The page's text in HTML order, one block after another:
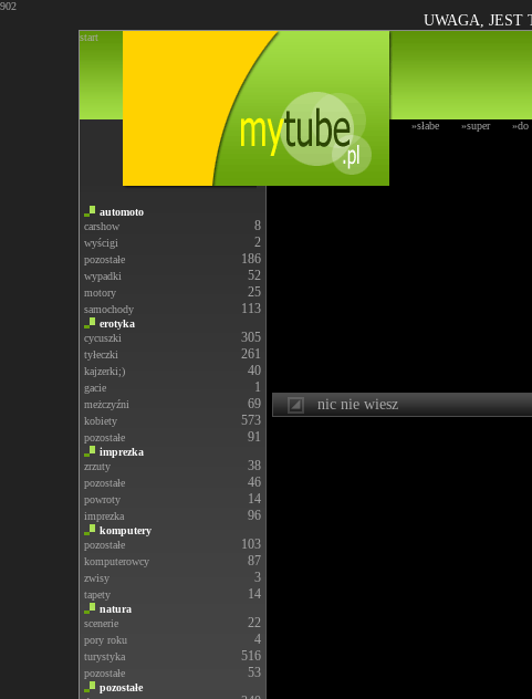
902
UWAGA, JEST
start
»słabe »super »do
automoto
carshow
8
wyścigi 2
pozostałe 186
wypadki 52
motory 25
samochody 113
erotyka
cycuszki
305
tyłeczki 261
kajzerki;) 40
gacie 1
meżczyźni 69
kobiety 573
pozostałe 91
imprezka
zrzuty
38
pozostałe 46
powroty 14
imprezka 96
komputery
pozostałe
103
komputerowcy 87
zwisy 3
tapety 14
natura
scenerie
22
pory roku 4
turystyka 516
pozostałe 53
pozostałe
nic nie wiesz